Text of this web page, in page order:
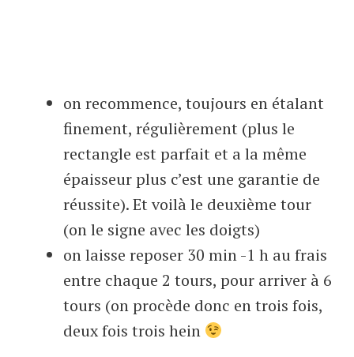
on recommence, toujours en étalant
finement, régulièrement (plus le
rectangle est parfait et a la même
épaisseur plus c’est une garantie de
réussite). Et voilà le deuxième tour
(on le signe avec les doigts)
on laisse reposer 30 min -1 h au frais
entre chaque 2 tours, pour arriver à 6
tours (on procède donc en trois fois,
deux fois trois hein